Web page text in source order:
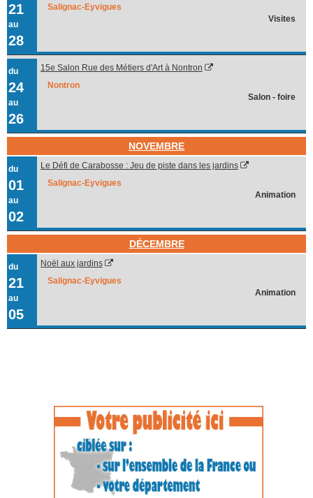
21
au
28
Salignac-Eyvigues
Visites
du
24
au
26
15e Salon Rue des Métiers d'Art à Nontron
Nontron
Salon - foire
NOVEMBRE
du
01
au
02
Le Défi de Carabosse : Jeu de piste dans les jardins
Salignac-Eyvigues
Animation
DÉCEMBRE
du
21
au
05
Noël aux jardins
Salignac-Eyvigues
Animation